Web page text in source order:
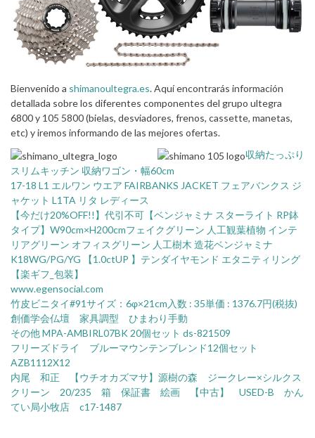
Bienvenido a shimanoultegra.es. Aquí encontrarás información
detallada sobre los diferentes componentes del grupo ultegra
6800 y 105 5800 (bielas, desviadores, frenos, cassette, manetas,
etc) y iremos informando de las mejores ofertas.
収納たっぷり
スリムキッチン 収納ワゴン・幅60cm
17-18 L1 エルワン ウエア FAIRBANKS JACKET フェアバンクス ジ
ャケット L1TA リタ レディース
【今だけ20%OFF!!】代引不可【ベンジャミナ スターライト RP鉢
タイプ】W90cm×H200cmフェイクグリーン 人工観葉植物 インテ
リアグリーン オフィスグリーン 人工樹木 造花ベンジャミナ
K18WG/PG/YG 【1.0ctUP 】テンダイヤモンド エタニティリング
【楽ギフ_包装】
www.egensocial.com
竹皮ビニタイ#91サイズ：6φ×21cm入数 : 35単価 : 1376.7円(税抜)
創価学会仏壇 家具調型 ひまわり手動
その他 MPA-AMBIRL07BK 20個セット ds-821509
フリーズドライ ブルーマウンテンブレンド12個セット
AZB1112X12
内尾 和正 【ウチオカズマサ】源樹の森 ジークレー×シルクス
クリーン 20/235 箱 保証書 絵画 【中古】 USED-B かん
てい局小牧店 c17-1487